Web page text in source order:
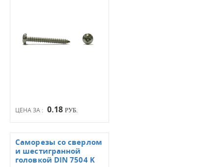
ЦЕНА ЗА : 0.18 РУБ.
Саморезы со сверлом
и шестигранной
головкой DIN 7504 K